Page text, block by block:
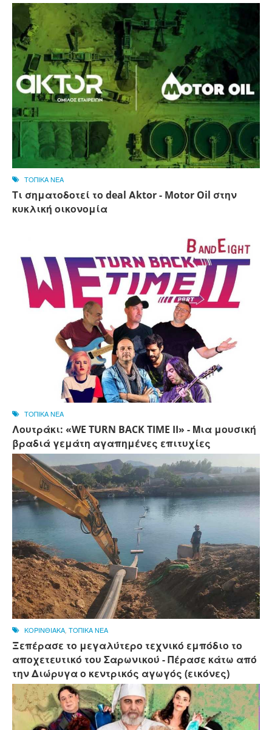
ΤΟΠΙΚΑ ΝΕΑ
Τι σηματοδοτεί το deal Αktor - Motor Oil στην
κυκλική οικονομία
ΤΟΠΙΚΑ ΝΕΑ
Λουτράκι: «WE TURN BACK TIME II» - Μια μουσική
βραδιά γεμάτη αγαπημένες επιτυχίες
ΚΟΡΙΝΘΙΑΚΑ ΤΟΠΙΚΑ ΝΕΑ
Ξεπέρασε το μεγαλύτερο τεχνικό εμπόδιο το
αποχετευτικό του Σαρωνικού - Πέρασε κάτω από
την Διώρυγα ο κεντρικός αγωγός (εικόνες)